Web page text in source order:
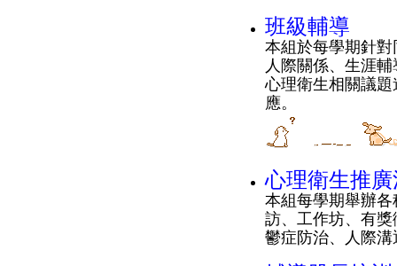
班級輔導
本組於每學期針
人際關係、生涯
心理衛生相關議
應。
心理衛生推
本組每學期舉辦
訪、工作坊、有
鬱症防治、人際